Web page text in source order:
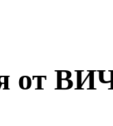
от